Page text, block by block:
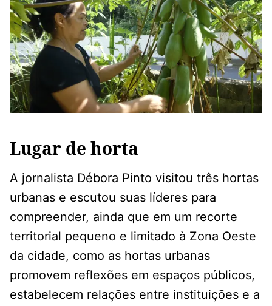
Lugar de horta
A jornalista Débora Pinto visitou três hortas
urbanas e escutou suas líderes para
compreender, ainda que em um recorte
territorial pequeno e limitado à Zona Oeste
da cidade, como as hortas urbanas
promovem reflexões em espaços públicos,
estabelecem relações entre instituições e a